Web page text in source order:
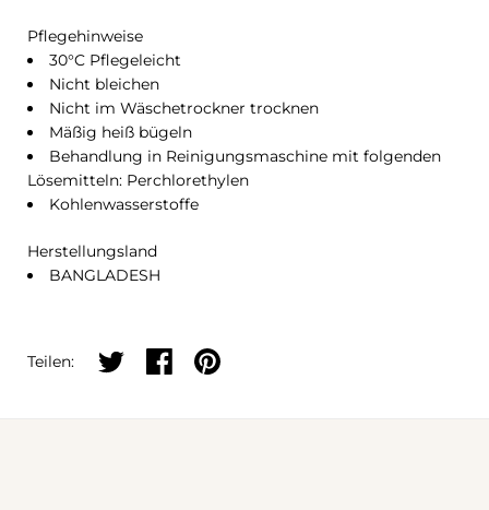
Pflegehinweise
30°C Pflegeleicht
Nicht bleichen
Nicht im Wäschetrockner trocknen
Mäßig heiß bügeln
Behandlung in Reinigungsmaschine mit folgenden
Lösemitteln: Perchlorethylen
Kohlenwasserstoffe
Herstellungsland
BANGLADESH
Teilen: Auf Twitter teilen
Auf Facebook teilen
Auf Pinterest teilen